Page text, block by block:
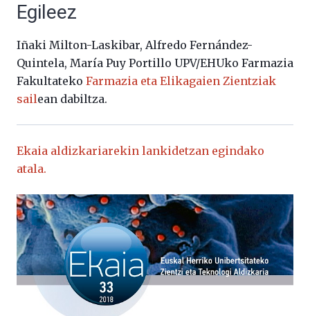
Egileez
Iñaki Milton-Laskibar, Alfredo Fernández-
Quintela, María Puy Portillo UPV/EHUko Farmazia
Fakultateko Farmazia eta Elikagaien Zientziak
sailean dabiltza.
Ekaia aldizkariarekin lankidetzan egindako
atala.